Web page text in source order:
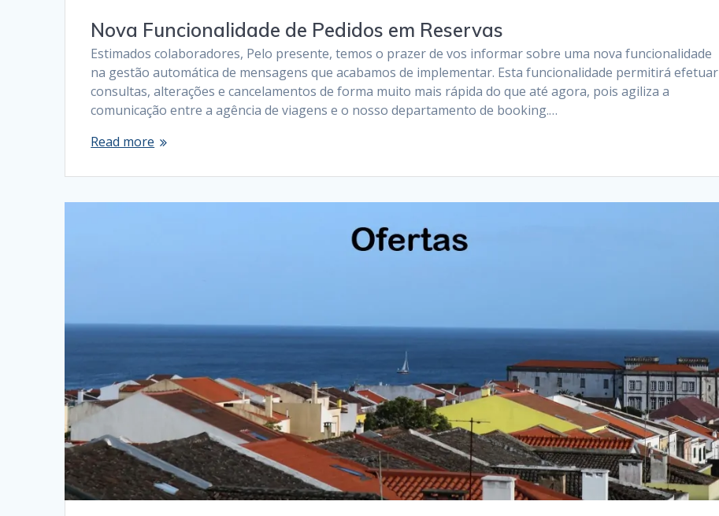
Nova Funcionalidade de Pedidos em Reservas
Estimados colaboradores, Pelo presente, temos o prazer de vos informar sobre uma nova funcionalidade
na gestão automática de mensagens que acabamos de implementar. Esta funcionalidade permitirá efetuar
consultas, alterações e cancelamentos de forma muito mais rápida do que até agora, pois agiliza a
comunicação entre a agência de viagens e o nosso departamento de booking.…
Read more